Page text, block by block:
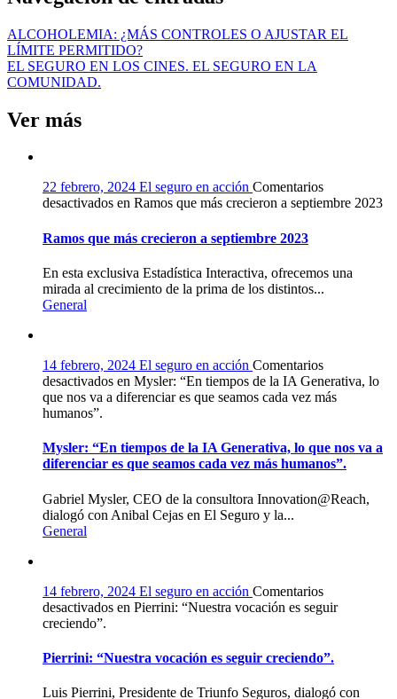
ALCOHOLEMIA: ¿MÁS CONTROLES O AJUSTAR EL
LÍMITE PERMITIDO?
EL SEGURO EN LOS CINES. EL SEGURO EN LA
COMUNIDAD.
Ver más
22 febrero, 2024 El seguro en acción Comentarios
desactivados en Ramos que más crecieron a septiembre 2023
Ramos que más crecieron a septiembre 2023
En esta exclusiva Estadística Interactiva, ofrecemos una
mirada al crecimiento de la prima de los distintos...
General
14 febrero, 2024 El seguro en acción Comentarios
desactivados en Mysler: “En tiempos de la IA Generativa, lo
que nos va a diferenciar es que seamos cada vez más
humanos”.
Mysler: “En tiempos de la IA Generativa, lo que nos va a
diferenciar es que seamos cada vez más humanos”.
Gabriel Mysler, CEO de la consultora Innovation@Reach,
dialogó con Anibal Cejas en El Seguro y la...
General
14 febrero, 2024 El seguro en acción Comentarios
desactivados en Pierrini: “Nuestra vocación es seguir
creciendo”.
Pierrini: “Nuestra vocación es seguir creciendo”.
Luis Pierrini, Presidente de Triunfo Seguros, dialogó con